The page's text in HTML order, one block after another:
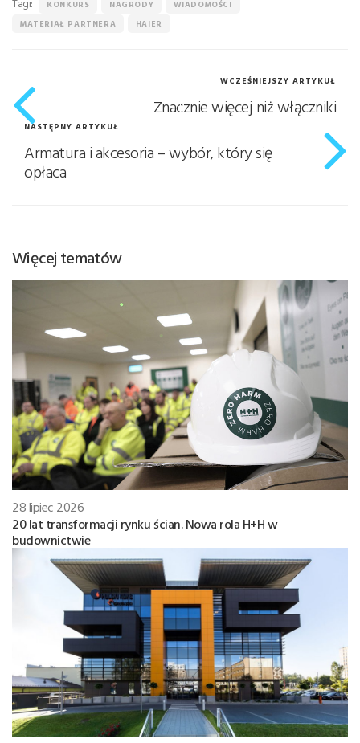
KONKURS NAGRODY
WIADOMOŚCI
MATERIAŁ PARTNERA
HAIER
WCZEŚNIEJSZY ARTYKUŁ
Znacznie więcej niż włączniki
NASTĘPNY ARTYKUŁ
Armatura i akcesoria – wybór, który się
opłaca
Więcej tematów
28 lipiec 2026
20 lat transformacji rynku ścian. Nowa rola H+H w
budownictwie